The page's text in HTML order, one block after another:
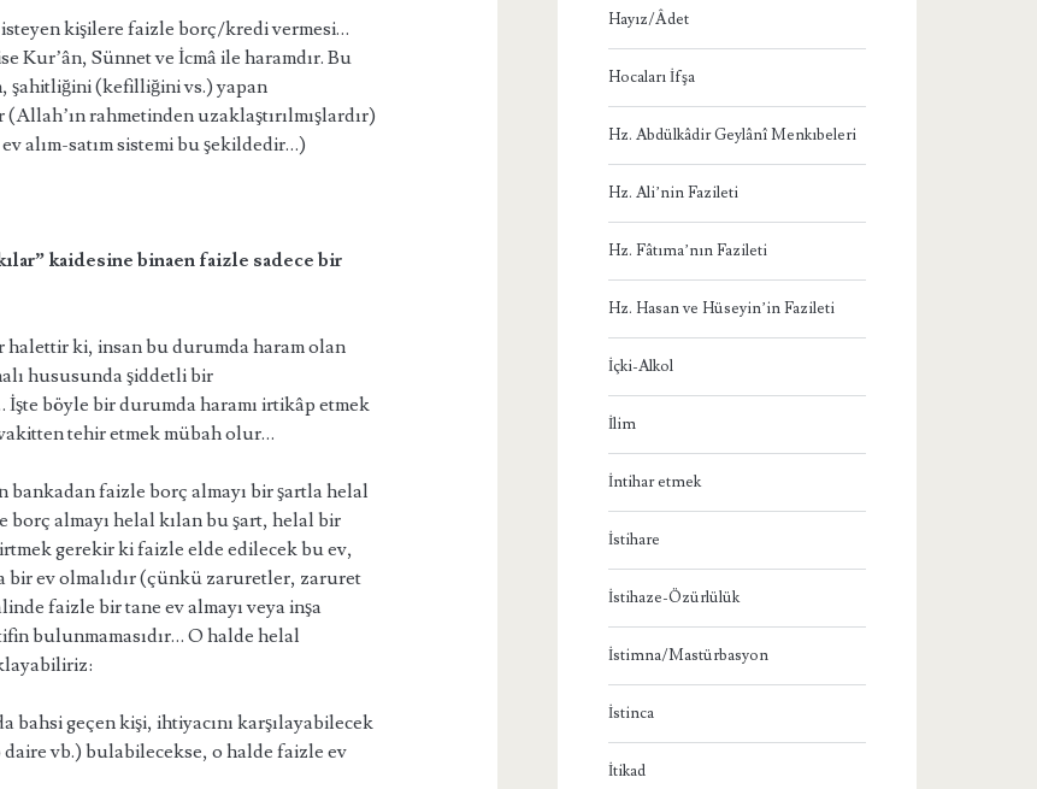
isteyen kişilere faizle borç/kredi vermesi…
Kur’ân, Sünnet ve İcmâ ile haramdır. Bu
şahitliğini (kefilliğini vs.) yapan
rahmetinden uzaklaştırılmışlardır)
alım-satım sistemi bu şekildedir…)
kaidesine binaen faizle sadece bir
ki, insan bu durumda haram olan
hususunda şiddetli bir
böyle bir durumda haramı irtikâp etmek
tehir etmek mübah olur…
bankadan faizle borç almayı bir şartla helal
almayı helal kılan bu şart, helal bir
gerekir ki faizle elde edilecek bu ev,
bir ev olmalıdır (çünkü zaruretler, zaruret
faizle bir tane ev almayı veya inşa
bulunmamasıdır… O halde helal
bahsi geçen kişi, ihtiyacını karşılayabilecek
vb.) bulabilecekse, o halde faizle ev
Hayız/Âdet
Hocaları İfşa
Hz. Abdülkâdir Geylânî Menkıbeleri
Hz. Ali’nin Fazileti
Hz. Fâtıma’nın Fazileti
Hz. Hasan ve Hüseyin’in Fazileti
İçki-Alkol
İlim
İntihar etmek
İstihare
İstihaze-Özürlülük
İstimna/Mastürbasyon
İstinca
İtikad